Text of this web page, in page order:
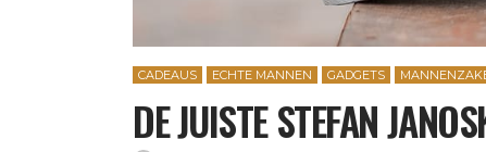
CADEAUS ECHTE MANNEN GADGETS
DE JUISTE STEFAN